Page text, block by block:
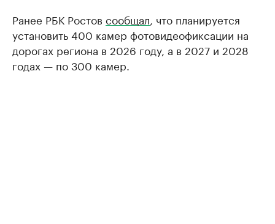
Ранее РБК Ростов сообщал , что планируется
установить 400 камер фотовидеофиксации на
дорогах региона в 2026 году, а в 2027 и 2028
годах — по 300 камер.